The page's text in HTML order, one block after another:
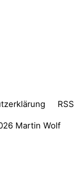
RSS
Martin Wolf